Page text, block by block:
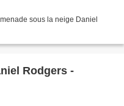
sous la neige Daniel
Rodgers -